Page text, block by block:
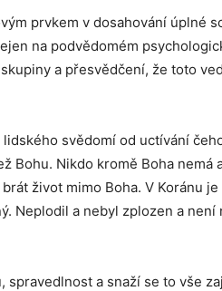
prvkem v dosahování úplné
na podvědomém
a přesvědčení, že toto
svědomí od uctívání
Bohu. Nikdo kromě Boha nemá
život mimo Boha. V Koránu je
Neplodil a nebyl zplozen a
spravedlnost a snaží se to vše